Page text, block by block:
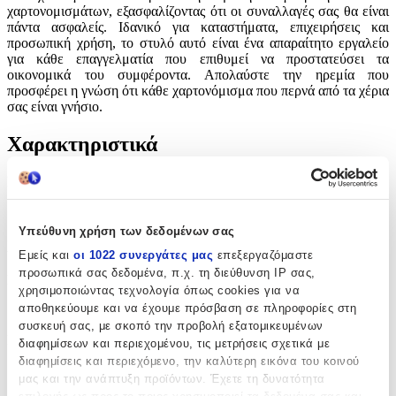
Υπεύθυνη χρήση των δεδομένων σας
Εμείς και οι 1022 συνεργάτες μας επεξεργαζόμαστε
προσωπικά σας δεδομένα, π.χ. τη διεύθυνση IP σας,
χρησιμοποιώντας τεχνολογία όπως cookies για να
αποθηκεύουμε και να έχουμε πρόσβαση σε πληροφορίες στη
συσκευή σας, με σκοπό την προβολή εξατομικευμένων
διαφημίσεων και περιεχομένου, τις μετρήσεις σχετικά με
διαφημίσεις και περιεχόμενο, την καλύτερη εικόνα του κοινού
μας και την ανάπτυξη προϊόντων. Έχετε τη δυνατότητα
χαρτονομισμάτων, εξασφαλίζοντας ότι οι συναλλαγές σας θα είναι
πάντα ασφαλείς. Ιδανικό για καταστήματα, επιχειρήσεις και
προσωπική χρήση, το στυλό αυτό είναι ένα απαραίτητο εργαλείο
για κάθε επαγγελματία που επιθυμεί να προστατεύσει τα
οικονομικά του συμφέροντα. Απολαύστε την ηρεμία που
προσφέρει η γνώση ότι κάθε χαρτονόμισμα που περνά από τα χέρια
σας είναι γνήσιο.
Χαρακτηριστικά
Κατασκευαστής
Χαρακτηριστικά
Μπαταρία Προαιρετική:
Όχι
Είδος:
Στυλό